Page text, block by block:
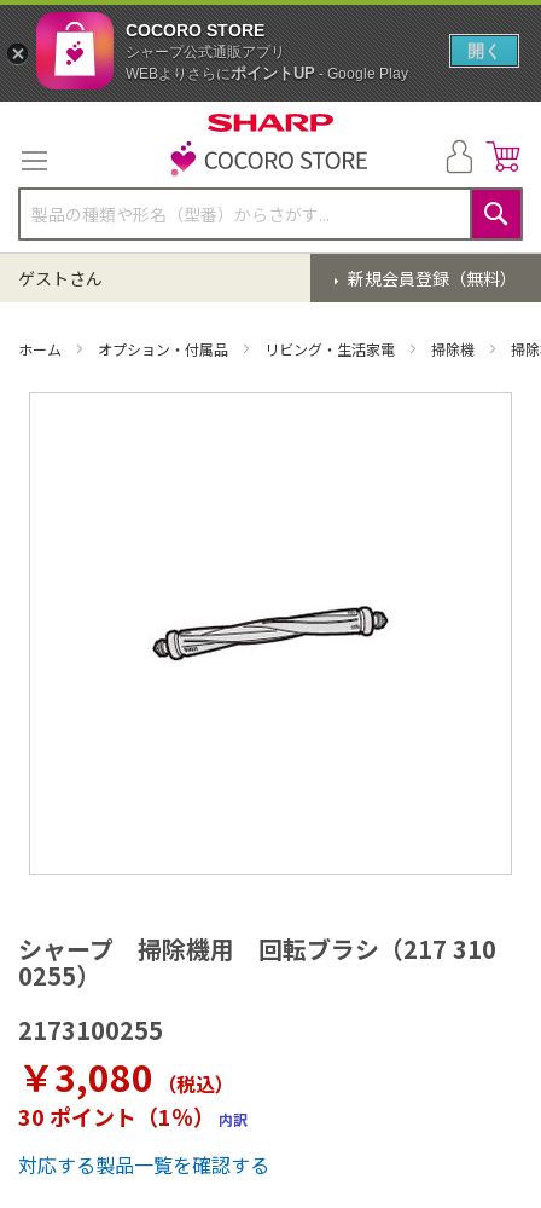
テ
ン
ツ
に
ス
キ
ッ
検
索
新規会員登録（無料）
ゲストさん
ホーム オプション・付属品 リビング・生活家電 掃除機 掃
シャープ 掃除機用 回転ブラシ（217 310
0255）
2173100255
￥3,080 （税込）
30 ポイント（1％） 内訳
対応する製品一覧を確認する
メ
ー
ジ
ャ
リ
ー
の
最
初
COCORO STORE
シャープ公式通販アプリ
WEBよりさらにポイントUP- Google Play
開く